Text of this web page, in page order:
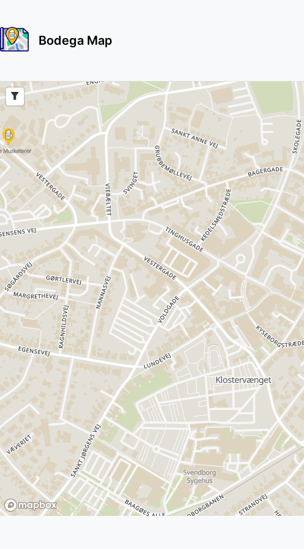
Bodega Map